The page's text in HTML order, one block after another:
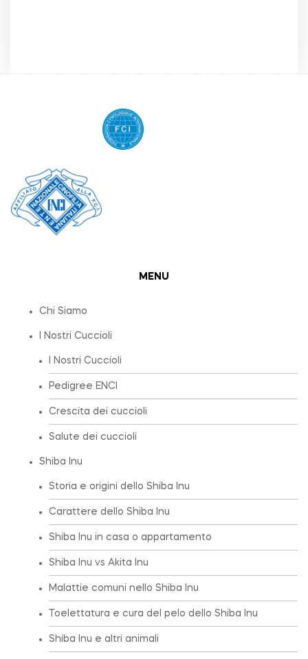
MENU
Chi Siamo
I Nostri Cuccioli
I Nostri Cuccioli
Pedigree ENCI
Crescita dei cuccioli
Salute dei cuccioli
Shiba Inu
Storia e origini dello Shiba Inu
Carattere dello Shiba Inu
Shiba Inu in casa o appartamento
Shiba Inu vs Akita Inu
Malattie comuni nello Shiba Inu
Toelettatura e cura del pelo dello Shiba Inu
Shiba Inu e altri animali